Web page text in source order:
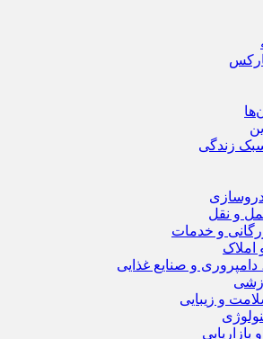
سبک زندگی
و نقل
و خدمات
املاک
و صنایع غذایی
و زیبایی
بازاریابی